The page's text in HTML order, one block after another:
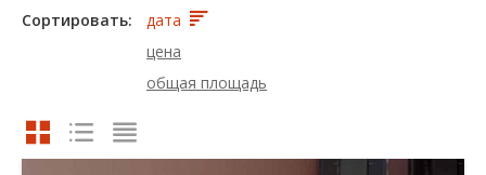
Сортировать:
дата
цена
общая площадь